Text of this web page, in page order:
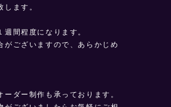
ます。
週間程度になります。
がございますので、あらかじめ
ダー制作も承っております。